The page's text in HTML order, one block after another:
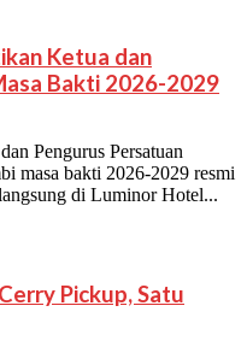
Ketua dan
Bakti 2026-2029
Pengurus Persatuan
masa bakti 2026-2029 resmi
di Luminor Hotel...
Pickup, Satu